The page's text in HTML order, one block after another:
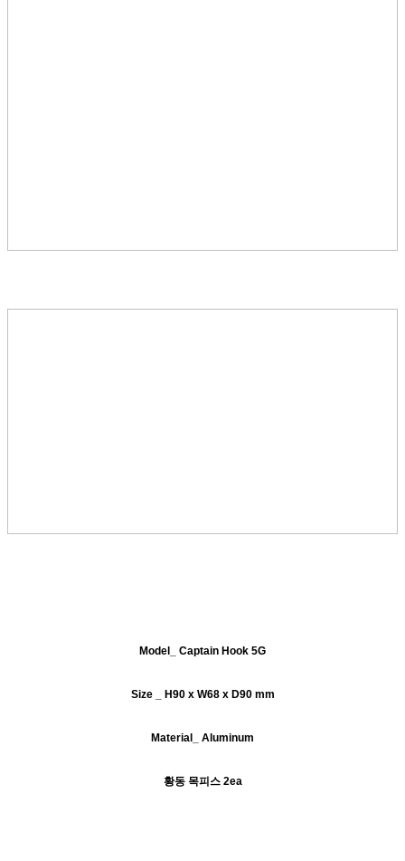
Model_ Captain Hook 5G
Size _ H90 x W68 x D90 mm
Material_ Aluminum
황동 목피스 2ea